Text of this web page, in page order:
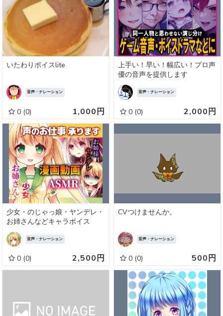
いたわりボイスlite
音声・ナレーション
0 (0) 1,000円
上手い！早い！幅広い！プロ声
優の音声を提供します
音声・ナレーション
0 (0) 2,000円
少女・のじゃっ娘・ヤンデレ・
お姉さんなどキャラボイス
音声・ナレーション
0 (0) 2,500円
CVつけませんか。
音声・ナレーション
0 (0) 500円